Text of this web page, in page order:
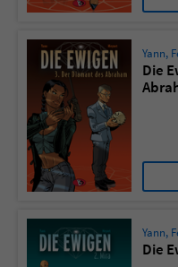
Yann,
Die
Yann,
Die